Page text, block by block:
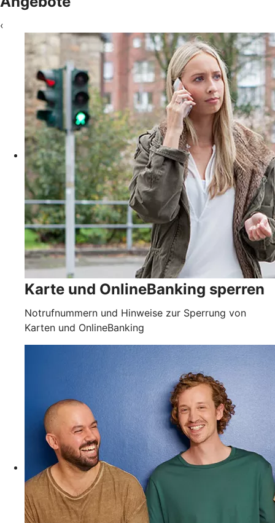
‹
Karte und OnlineBanking sperren
Notrufnummern und Hinweise zur Sperrung von
Karten und OnlineBanking